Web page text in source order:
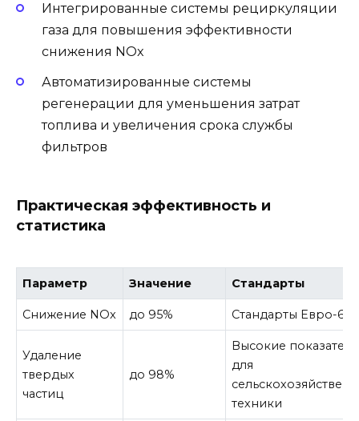
Интегрированные системы рециркуляции
газа для повышения эффективности
снижения NOx
Автоматизированные системы
регенерации для уменьшения затрат
топлива и увеличения срока службы
фильтров
Практическая эффективность и
статистика
Параметр Значение Стандарты
Снижение NOx до 95% Стандарты Евро-6
Удаление
твердых
частиц
до 98%
Высокие
для
техники